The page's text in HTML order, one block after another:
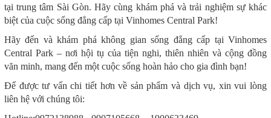
tại trung tâm Sài Gòn. Hãy cùng khám phá và trải nghiệm sự khác
biệt của cuộc sống đẳng cấp tại Vinhomes Central Park!
Hãy đến và khám phá không gian sống đẳng cấp tại Vinhomes
Central Park – nơi hội tụ của tiện nghi, thiên nhiên và cộng đồng
văn minh, mang đến một cuộc sống hoàn hảo cho gia đình bạn!
Để được tư vấn chi tiết hơn về sản phẩm và dịch vụ, xin vui lòng
liên hệ với chúng tôi: